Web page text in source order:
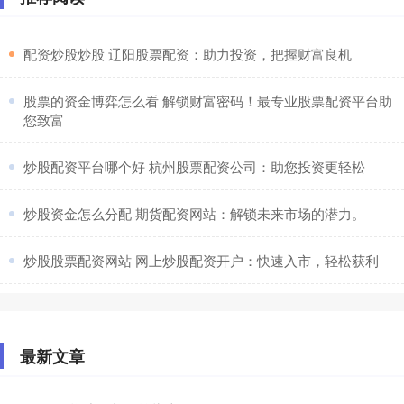
​配资炒股炒股 辽阳股票配资：助力投资，把握财富良机
​股票的资金博弈怎么看 解锁财富密码！最专业股票配资平台助
您致富
​炒股配资平台哪个好 杭州股票配资公司：助您投资更轻松
​炒股资金怎么分配 期货配资网站：解锁未来市场的潜力。
​炒股股票配资网站 网上炒股配资开户：快速入市，轻松获利
最新文章